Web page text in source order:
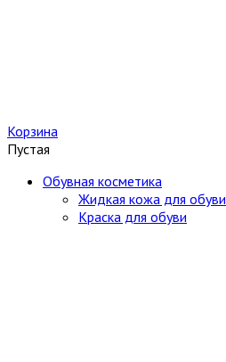
Корзина
Пустая
Обувная косметика
Жидкая кожа для обуви
Краска для обуви